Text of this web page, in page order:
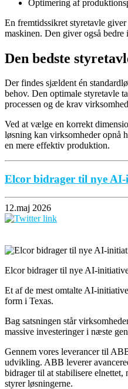
Optimering af
En fremtidssikret styretavle
maskinen. Den giver også
Den bedste
Der findes sjældent én
behov. Den optimale styretavle
processen og de krav
Ved at vælge en korrekt
løsning kan virksomheder opnå
en mere effektiv produktion.
Elcor bidrager til nye
12.maj 2026
Elcor bidrager til nye AI-
Et af de mest omtalte AI-
form i Texas.
Bag satsningen står
massive investeringer i næste
Gennem vores leverancer til
udvikling. ABB leverer
bidrager til at stabilisere elnettet,
styrer løsningerne.